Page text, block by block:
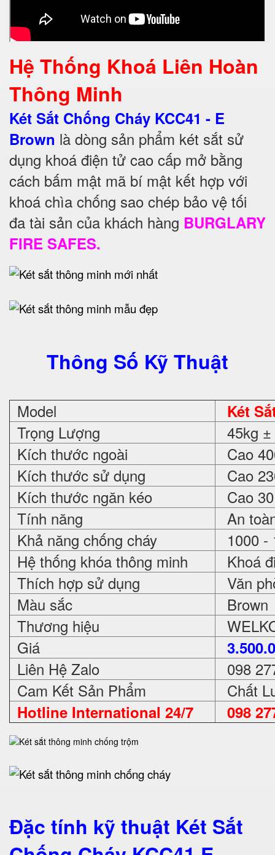
Hệ Thống Khoá Liên Hoàn
Thông Minh
Két Sắt Chống Cháy KCC41 - E
Brown là dòng sản phẩm két sắt sử
dụng khoá điện tử cao cấp mở bằng
cách bấm mật mã bí mật kết hợp với
khoá chìa chống sao chép bảo vệ tối
đa tài sản của khách hàng BURGLARY
FIRE SAFES.
Thông Số Kỹ Thuật
Model Két
Trọng Lượng
45kg
Kích thước ngoài
Cao
Kích thước sử dụng
Cao
Kích thước ngăn kéo
Cao
Tính năng
An
Khả năng chống cháy
1000 -
Hệ thống khóa thông minh
Khoá
Thích hợp sử dụng
Văn
Màu sắc
Brown
Thương hiệu
Giá
Liên Hệ Zalo
098
Cam Kết Sản Phẩm
Chất
Hotline International 24/7 098
Đặc tính kỹ thuật Két Sắt